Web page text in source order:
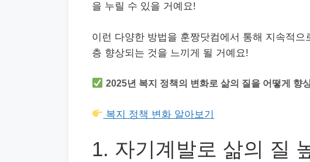
을 누릴 수 있을 거예요!
이런 다양한 방법을 훈짱닷컴에서 통해 지속적
층 향상되는 것을 느끼게 될 거예요!
2025년 복지 정책의 변화로 삶의 질을 어떻게 향
복지 정책 변화 알아보기
1. 자기계발로 삶의 질